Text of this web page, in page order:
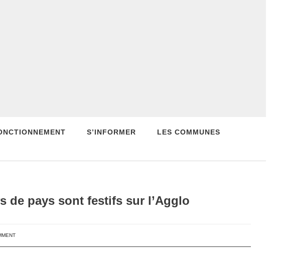
S’INFORMER
LES COMMUNES
de pays sont festifs sur l’Agglo